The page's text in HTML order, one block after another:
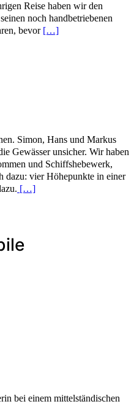
Reise haben wir den
noch handbetriebenen
bevor […]
Simon, Hans und Markus
Gewässer unsicher. Wir haben
und Schiffshebewerk,
dazu: vier Höhepunkte in einer
[…]
bei einem mittelständischen